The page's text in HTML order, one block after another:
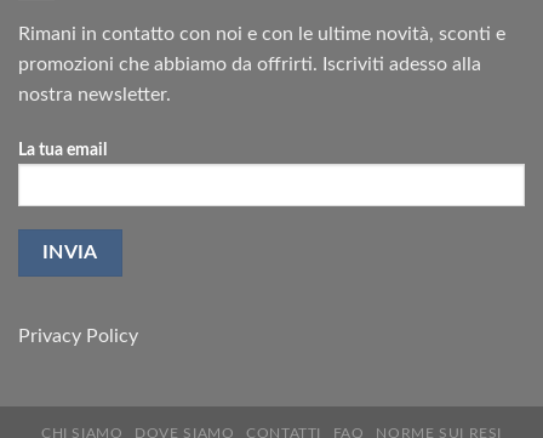
Rimani in contatto con noi e con le ultime novità, sconti e
promozioni che abbiamo da offrirti. Iscriviti adesso alla
nostra newsletter.
La tua email
Privacy Policy
CHI SIAMO DOVE SIAMO CONTATTI FAQ NORME SUI RESI